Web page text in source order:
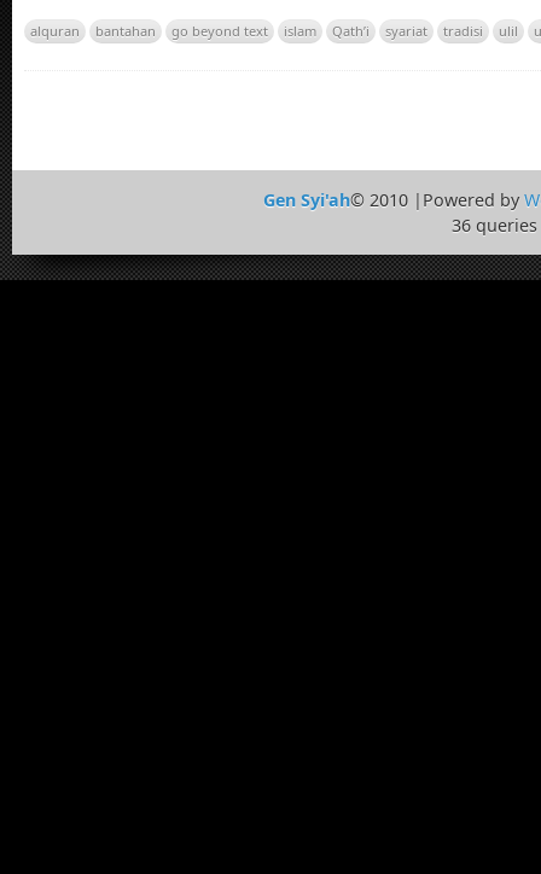
alquran bantahan go beyond text islam Qath’i syariat tradisi ulil
Gen Syi'ah© 2010 |Powered by
36 queries